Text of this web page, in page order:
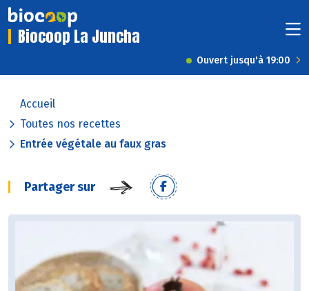
Biocoop La Juncha
Ouvert jusqu'à 19:00
Accueil
Toutes nos recettes
Entrée végétale au faux gras
Partager sur